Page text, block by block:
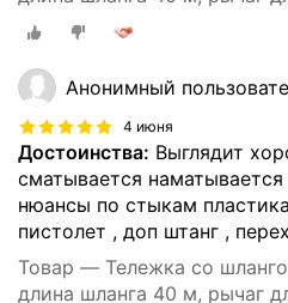
автоматическая укладка
Анонимный
4 июня
Достоинства: Выглядит
сматывается
нюансы по стыкам
пистолет , доп штанг ,
Товар — Тележка со
длина шланга 40 м, рычаг